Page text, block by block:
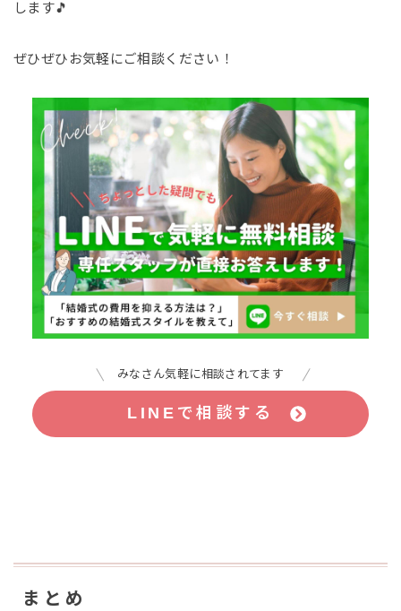
します🎵
ぜひぜひお気軽にご相談ください！
みなさん気軽に相談されてます
LINEで相談する
まとめ